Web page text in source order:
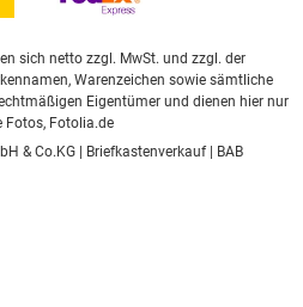
sich netto zzgl. MwSt. und zzgl. der
Warenzeichen sowie sämtliche
Eigentümer und dienen hier nur
Fotos, Fotolia.de
& Co.KG |
Briefkastenverkauf|
BAB